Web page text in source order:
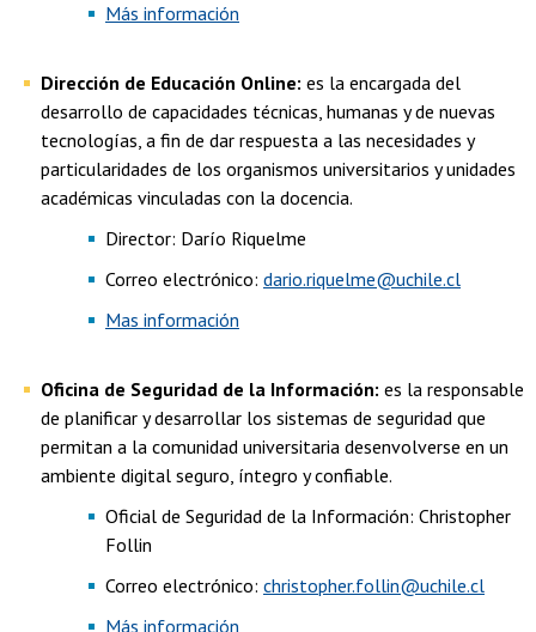
Más información
Dirección de Educación Online: es la encargada del
desarrollo de capacidades técnicas, humanas y de nuevas
tecnologías, a fin de dar respuesta a las necesidades y
particularidades de los organismos universitarios y unidades
académicas vinculadas con la docencia.
Director: Darío Riquelme
Correo electrónico: dario.riquelme@uchile.cl
Mas información
Oficina de Seguridad de la Información: es la responsable
de planificar y desarrollar los sistemas de seguridad que
permitan a la comunidad universitaria desenvolverse en un
ambiente digital seguro, íntegro y confiable.
Oficial de Seguridad de la Información: Christopher
Follin
Correo electrónico: christopher.follin@uchile.cl
Más información